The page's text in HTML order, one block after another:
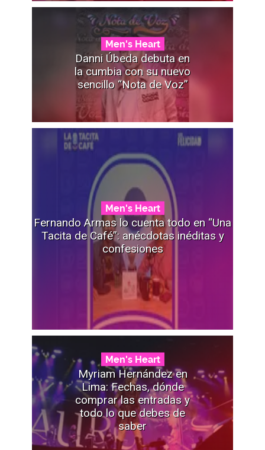
Men's Heart
Danni Úbeda debuta en
la cumbia con su nuevo
sencillo “Nota de Voz”
Men's Heart
Fernando Armas lo cuenta todo en “Una
Tacita de Café”: anécdotas inéditas y
confesiones
Men's Heart
Myriam Hernández en
Lima: Fechas, dónde
comprar las entradas y
todo lo que debes de
saber